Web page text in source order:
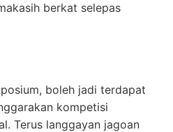
berkat selepas
boleh jadi terdapat
kompetisi
Terus langgayan jagoan